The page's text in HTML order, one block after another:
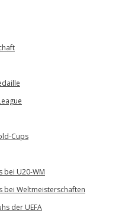
Cups
bei U20-WM
bei Weltmeisterschaften
der UEFA